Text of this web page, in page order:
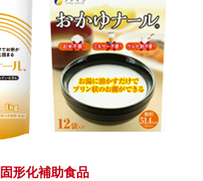
固形化補助食品